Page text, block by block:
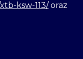
ksw-113/oraz